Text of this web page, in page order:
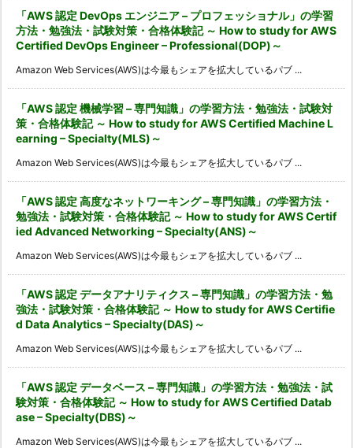
「AWS 認定 DevOps エンジニア – プロフェッショナル」の学習
方法・勉強法・試験対策・合格体験記 ～ How to study for AWS
Certified DevOps Engineer – Professional(DOP)～
Amazon Web Services(AWS)は今最もシェアを拡大しているパブ ...
「AWS 認定 機械学習 – 専門知識」の学習方法・勉強法・試験対
策・合格体験記 ～ How to study for AWS Certified Machine L
earning – Specialty(MLS)～
Amazon Web Services(AWS)は今最もシェアを拡大しているパブ ...
「AWS 認定 高度なネットワーキング – 専門知識」の学習方法・
勉強法・試験対策・合格体験記 ～ How to study for AWS Certif
ied Advanced Networking – Specialty(ANS)～
Amazon Web Services(AWS)は今最もシェアを拡大しているパブ ...
「AWS 認定 データアナリティクス – 専門知識」の学習方法・勉
強法・試験対策・合格体験記 ～ How to study for AWS Certifie
d Data Analytics – Specialty(DAS)～
Amazon Web Services(AWS)は今最もシェアを拡大しているパブ ...
「AWS 認定 データベース – 専門知識」の学習方法・勉強法・試
験対策・合格体験記 ～ How to study for AWS Certified Datab
ase – Specialty(DBS)～
Amazon Web Services(AWS)は今最もシェアを拡大しているパブ ...